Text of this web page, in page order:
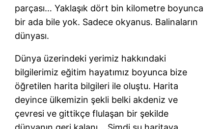
parçası… Yaklaşık dört bin kilometre boyunca
bir ada bile yok. Sadece okyanus. Balinaların
dünyası.
Dünya üzerindeki yerimiz hakkındaki
bilgilerimiz eğitim hayatımız boyunca bize
öğretilen harita bilgileri ile oluştu. Harita
deyince ülkemizin şekli belki akdeniz ve
çevresi ve gittikçe flulaşan bir şekilde